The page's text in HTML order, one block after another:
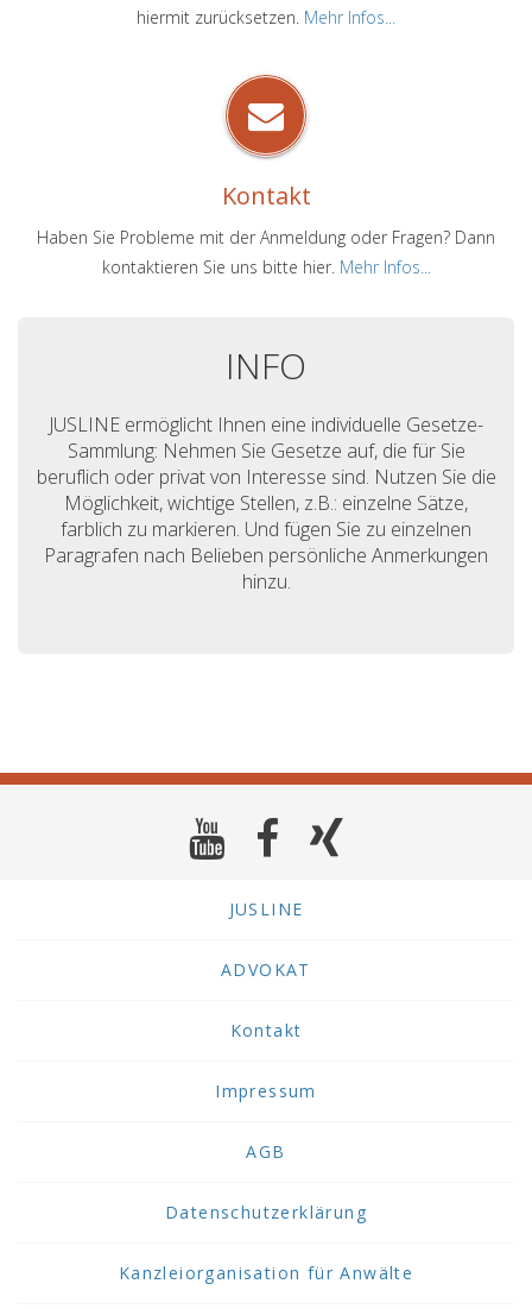
hiermit zurücksetzen. Mehr Infos...
Kontakt
Haben Sie Probleme mit der Anmeldung oder Fragen? Dann
kontaktieren Sie uns bitte hier. Mehr Infos...
INFO
JUSLINE ermöglicht Ihnen eine individuelle Gesetze-
Sammlung: Nehmen Sie Gesetze auf, die für Sie
beruflich oder privat von Interesse sind. Nutzen Sie die
Möglichkeit, wichtige Stellen, z.B.: einzelne Sätze,
farblich zu markieren. Und fügen Sie zu einzelnen
Paragrafen nach Belieben persönliche Anmerkungen
hinzu.
JUSLINE
ADVOKAT
Kontakt
Impressum
AGB
Datenschutzerklärung
Kanzleiorganisation für Anwälte